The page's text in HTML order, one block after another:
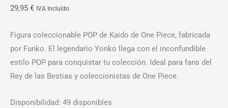
29,95 € IVA Incluído
Figura coleccionable POP de Kaido de One Piece, fabricada
por Funko. El legendario Yonko llega con el inconfundible
estilo POP para conquistar tu colección. Ideal para fans del
Rey de las Bestias y coleccionistas de One Piece.
Disponibilidad: 49 disponibles